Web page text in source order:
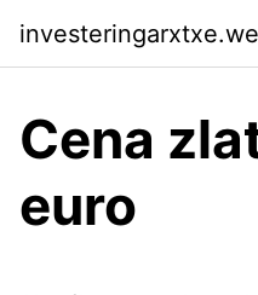
Cena
euro